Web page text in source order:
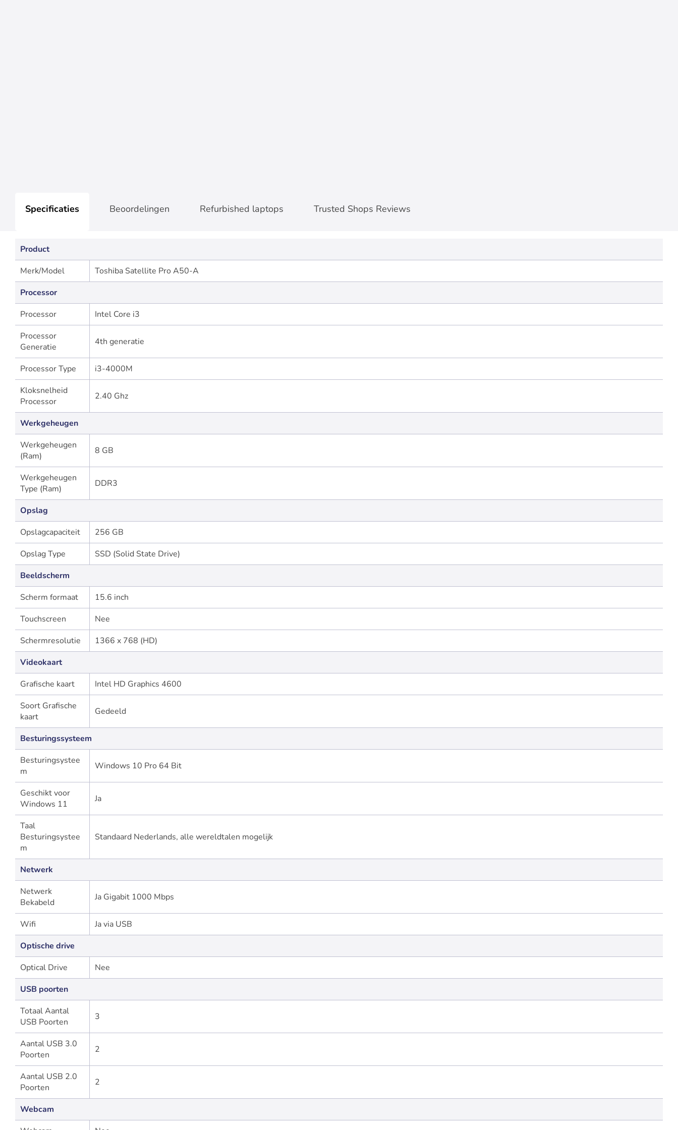
Specificaties Beoordelingen Refurbished laptops Trusted Shops Reviews
Product
Merk/Model
Toshiba Satellite Pro A50-A
Processor
Processor
Intel Core i3
Processor
Generatie
4th generatie
Processor Type
i3-4000M
Kloksnelheid
Processor
2.40 Ghz
Werkgeheugen
Werkgeheugen
(Ram)
8 GB
Werkgeheugen
Type (Ram)
DDR3
Opslag
Opslagcapaciteit
256 GB
Opslag Type
SSD (Solid State Drive)
Beeldscherm
Scherm formaat
15.6 inch
Touchscreen
Nee
Schermresolutie
1366 x 768 (HD)
Videokaart
Grafische kaart
Intel HD Graphics 4600
Soort Grafische
kaart
Gedeeld
Besturingssysteem
Besturingsystee
m
Windows 10 Pro 64 Bit
Geschikt voor
Windows 11
Ja
Taal
Besturingsystee
m
Standaard Nederlands, alle wereldtalen mogelijk
Netwerk
Netwerk
Bekabeld
Ja Gigabit 1000 Mbps
Wifi
Ja via USB
Optische drive
Optical Drive
Nee
USB poorten
Totaal Aantal
USB Poorten
3
Aantal USB 3.0
Poorten
2
Aantal USB 2.0
Poorten
2
Webcam